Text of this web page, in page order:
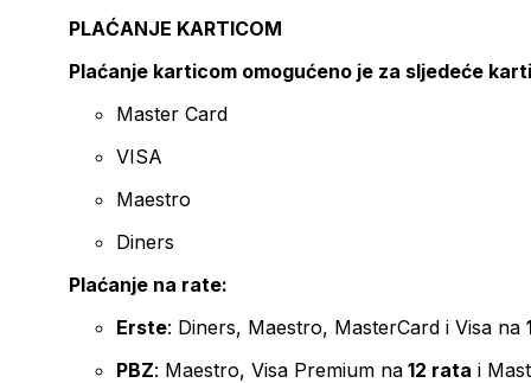
PLAĆANJE KARTICOM
Plaćanje karticom omogućeno je za sljedeće
Master Card
VISA
Maestro
Diners
Plaćanje na rate:
Erste: Diners, Maestro, MasterCard i Visa na
PBZ: Maestro, Visa Premium na 12 rata i